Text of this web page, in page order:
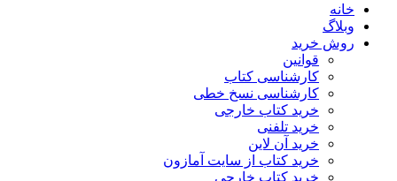
خانه
وبلاگ
روش خرید
قوانین
کارشناسی کتاب
کارشناسی نسخ خطی
خرید کتاب خارجی
خرید تلفنی
خرید آن لاین
خرید کتاب از سایت آمازون
خرید کتاب خارجی